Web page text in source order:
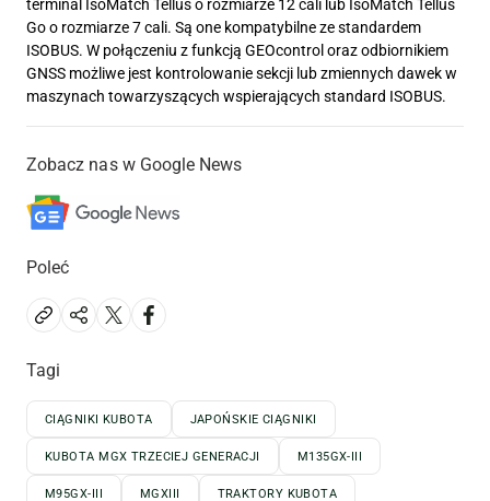
terminal IsoMatch Tellus o rozmiarze 12 cali lub IsoMatch Tellus
Go o rozmiarze 7 cali. Są one kompatybilne ze standardem
ISOBUS. W połączeniu z funkcją GEOcontrol oraz odbiornikiem
GNSS możliwe jest kontrolowanie sekcji lub zmiennych dawek w
maszynach towarzyszących wspierających standard ISOBUS.
Zobacz nas w Google News
Poleć
Tagi
CIĄGNIKI KUBOTA JAPOŃSKIE CIĄGNIKI
KUBOTA MGX TRZECIEJ GENERACJI M135GX-III
M95GX-III MGXIII TRAKTORY KUBOTA